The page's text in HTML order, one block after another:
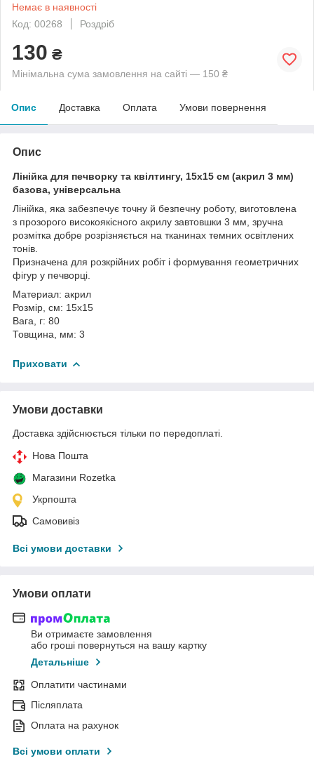
Немає в наявності
Код: 00268
Роздріб
130 ₴
Мінімальна сума замовлення на сайті — 150 ₴
Опис Доставка Оплата Умови повернення
Опис
Лінійка для печворку та квілтингу, 15х15 см (акрил 3 мм)
базова, універсальна
Лінійка, яка забезпечує точну й безпечну роботу, виготовлена
з прозорого високоякісного акрилу завтовшки 3 мм, зручна
розмітка добре розрізняється на тканинах темних освітлених
тонів.
Призначена для розкрійних робіт і формування геометричних
фігур у печворці.
Материал: акрил
Розмір, см: 15х15
Вага, г: 80
Товщина, мм: 3
Приховати
Умови доставки
Доставка здійснюється тільки по передоплаті.
Нова Пошта
Магазини Rozetka
Укрпошта
Самовивіз
Всі умови доставки
Умови оплати
Ви отримаєте замовлення
або гроші повернуться на вашу картку
Детальніше
Оплатити частинами
Післяплата
Оплата на рахунок
Всі умови оплати